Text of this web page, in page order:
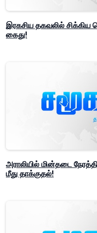
இரகசிய தகவலில்
கைது!
அராலியில் மின்தடை
மீது தாக்குதல்!